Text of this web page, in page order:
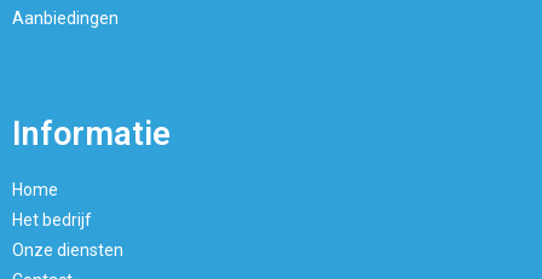
Aanbiedingen
Informatie
Home
Het bedrijf
Onze diensten